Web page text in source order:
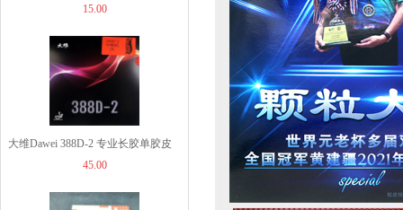
49.00
1260.00
15.00
大维Dawei 388D-2 专业长胶单胶皮
中颗粒进攻型长胶45.00